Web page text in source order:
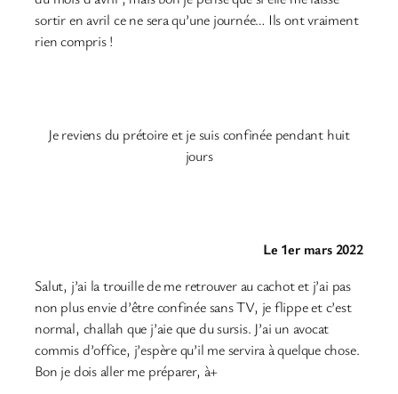
sortir en avril ce ne sera qu’une journée… Ils ont vraiment
rien compris !
Je reviens du prétoire et je suis confinée pendant huit
jours
Le 1er mars 2022
Salut, j’ai la trouille de me retrouver au cachot et j’ai pas
non plus envie d’être confinée sans TV, je flippe et c’est
normal, challah que j’aie que du sursis. J’ai un avocat
commis d’office, j’espère qu’il me servira à quelque chose.
Bon je dois aller me préparer, à+